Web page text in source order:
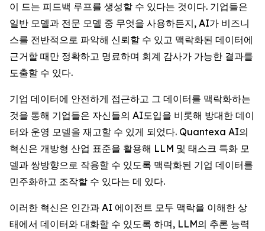
이 드는 피드백 루프를 생성할 수 있다는 것이다. 기업들은
일반 모델과 전문 모델 중 무엇을 사용하든지, AI가 비즈니
스를 전반적으로 파악해 신뢰할 수 있고 맥락화된 데이터에
근거할 때만 정확하고 명료하며 회계 감사가 가능한 결과를
도출할 수 있다.
기업 데이터에 안전하게 접근하고 그 데이터를 맥락화하는
것을 통해 기업들은 자신들의 AI도입을 비롯해 방대한 데이
터와 운영 모델을 재고할 수 있게 되었다. Quantexa AI의
혁신은 개방형 산업 표준을 활용해 LLM 및 태스크 특화 모
델과 쌍방향으로 작용할 수 있도록 맥락화된 기업 데이터를
민주화하고 조작할 수 있다는 데 있다.
이러한 혁신은 인간과 AI 에이전트 모두 맥락을 이해한 상
태에서 데이터와 대화할 수 있도록 하며, LLM의 추론 능력